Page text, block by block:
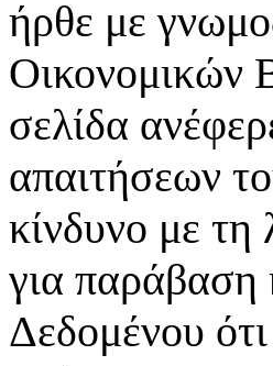
ήρθε με
Οικονομικών
σελίδα
απαιτήσεων
κίνδυνο με
για παράβαση
Δεδομένου